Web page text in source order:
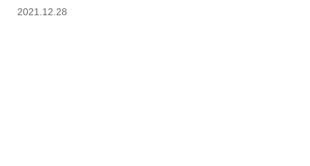
2021.12.28